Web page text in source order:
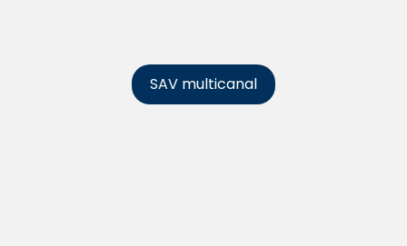
SAV multicanal